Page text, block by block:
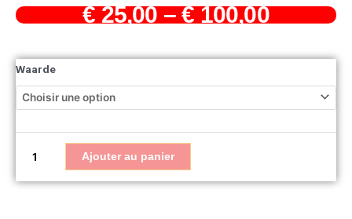
€25,00–€100,00
Waarde
de
Bon
cadeau
Shop
Ajouter au panier